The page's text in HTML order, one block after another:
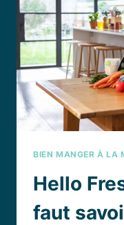
VOS
BIEN MANGER À LA
Hello
faut